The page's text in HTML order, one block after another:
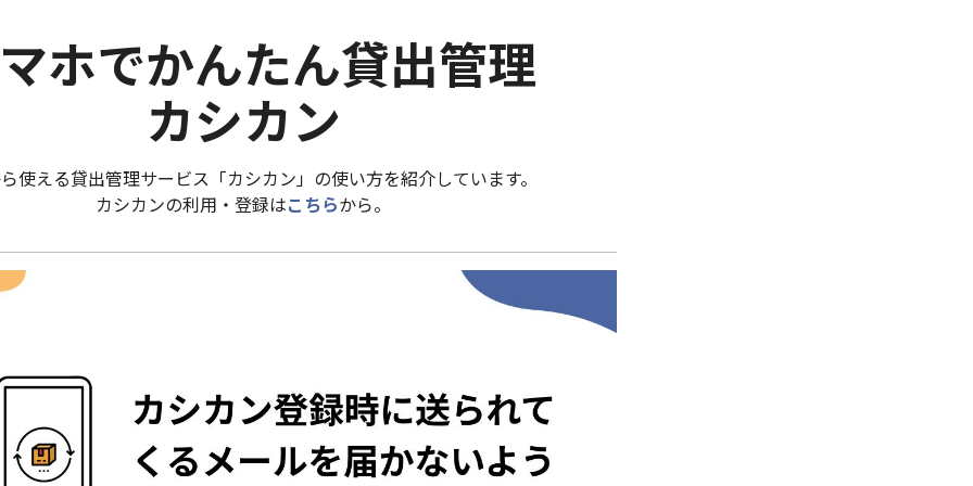
ホでかんたん貸出管理
カシカン
使える貸出管理サービス「カシカン」の使い方を紹介しています。
カシカンの利用・登録はこちらから。